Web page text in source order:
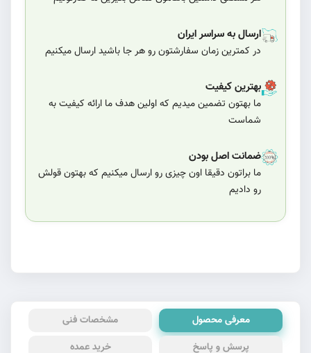
ارسال به سراسر ایران
در کمترین زمان سفارشتون رو هر جا باشید ارسال میکنیم
بهترین کیفیت
ما بهتون تضمین میدیم که اولین هدف ما ارائه کیفیت به
شماست
ضمانت اصل بودن
ما براتون دقیقا اون چیزی رو ارسال میکنیم که بهتون قولش
رو دادیم
معرفی محصول
مشخصات فنی
پرسش و پاسخ
خرید عمده